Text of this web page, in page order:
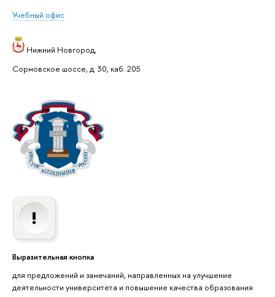
Учебный офис
Нижний Новгород,
Сормовское шоссе, д. 30, каб. 205
Выразительная кнопка
для предложений и замечаний, направленных на улучшение
деятельности университета и повышение качества образования